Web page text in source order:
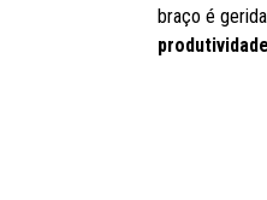
braço é
produtividade